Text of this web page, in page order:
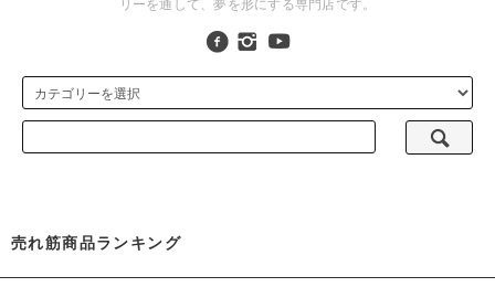
リーを通して、夢を形にする専門店です。
売れ筋商品ランキング